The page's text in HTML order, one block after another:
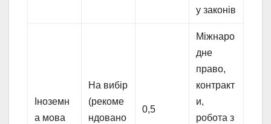
у законів
Іноземн
а мова
На вибір
(рекоме
ндовано
0,5
Міжнаро
дне
право,
контракт
и,
робота з